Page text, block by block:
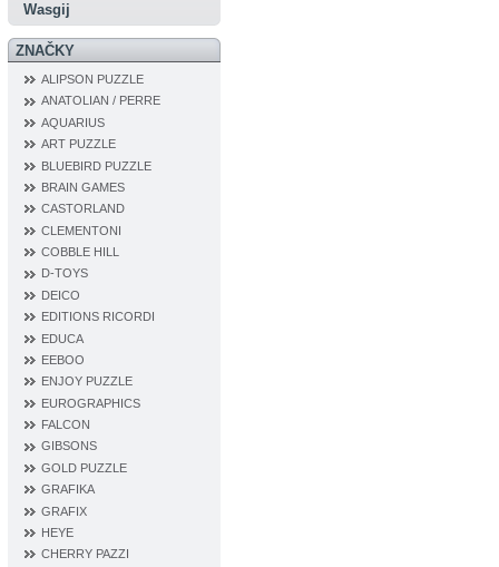
Wasgij
ZNAČKY
ALIPSON PUZZLE
ANATOLIAN / PERRE
AQUARIUS
ART PUZZLE
BLUEBIRD PUZZLE
BRAIN GAMES
CASTORLAND
CLEMENTONI
COBBLE HILL
D‐TOYS
DEICO
EDITIONS RICORDI
EDUCA
EEBOO
ENJOY PUZZLE
EUROGRAPHICS
FALCON
GIBSONS
GOLD PUZZLE
GRAFIKA
GRAFIX
HEYE
CHERRY PAZZI